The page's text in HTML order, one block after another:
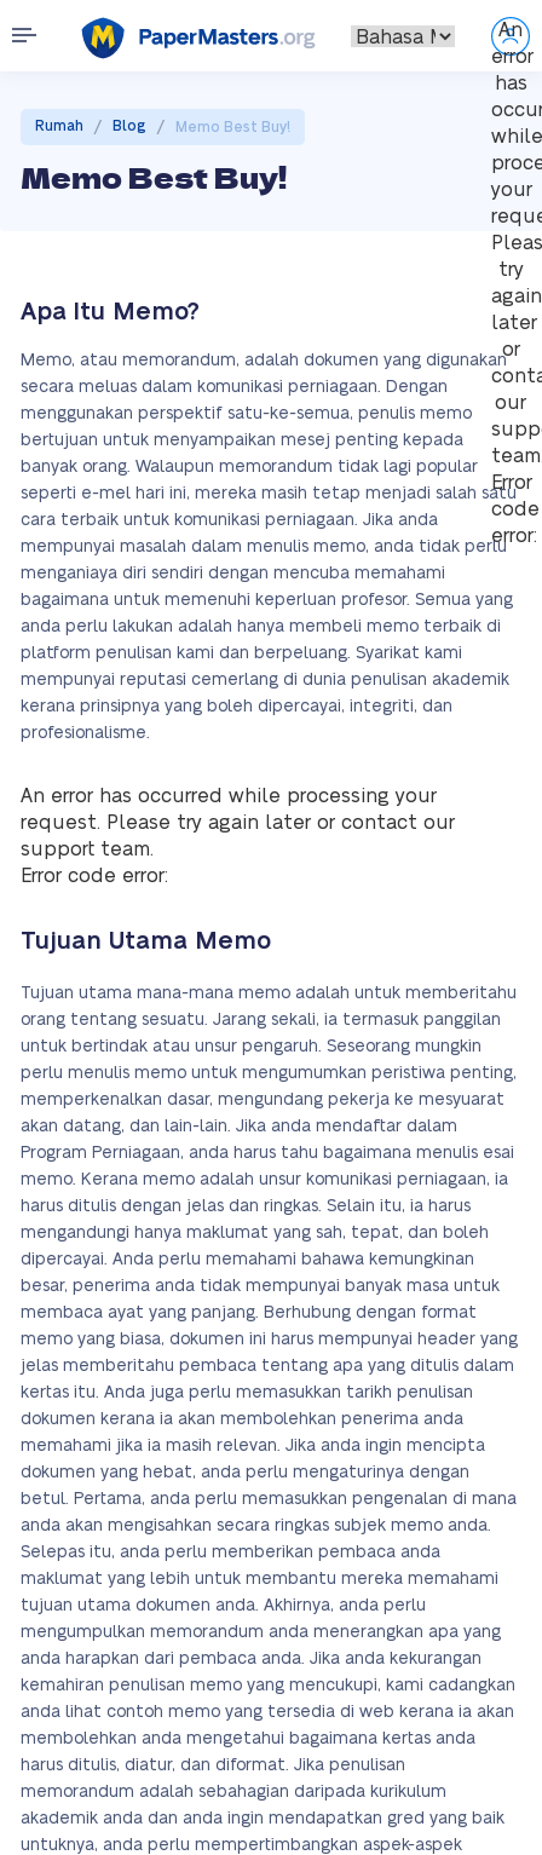
An
error
has
while
your
try
again
later
or
our
Error
code
error:
Rumah / Blog / Memo Best Buy!
Memo Best Buy!
Apa Itu Memo?
Memo, atau memorandum, adalah dokumen yang digunakan
secara meluas dalam komunikasi perniagaan. Dengan
menggunakan perspektif satu-ke-semua, penulis memo
bertujuan untuk menyampaikan mesej penting kepada
banyak orang. Walaupun memorandum tidak lagi popular
seperti e-mel hari ini, mereka masih tetap menjadi salah satu
cara terbaik untuk komunikasi perniagaan. Jika anda
mempunyai masalah dalam menulis memo, anda tidak perlu
menganiaya diri sendiri dengan mencuba memahami
bagaimana untuk memenuhi keperluan profesor. Semua yang
anda perlu lakukan adalah hanya membeli memo terbaik di
platform penulisan kami dan berpeluang. Syarikat kami
mempunyai reputasi cemerlang di dunia penulisan akademik
kerana prinsipnya yang boleh dipercayai, integriti, dan
profesionalisme.
An error has occurred while processing your
request. Please try again later or contact our
support team.
Error code error:
Tujuan Utama Memo
Tujuan utama mana-mana memo adalah untuk memberitahu
orang tentang sesuatu. Jarang sekali, ia termasuk panggilan
untuk bertindak atau unsur pengaruh. Seseorang mungkin
perlu menulis memo untuk mengumumkan peristiwa penting,
memperkenalkan dasar, mengundang pekerja ke mesyuarat
akan datang, dan lain-lain. Jika anda mendaftar dalam
Program Perniagaan, anda harus tahu bagaimana menulis esai
memo. Kerana memo adalah unsur komunikasi perniagaan, ia
harus ditulis dengan jelas dan ringkas. Selain itu, ia harus
mengandungi hanya maklumat yang sah, tepat, dan boleh
dipercayai. Anda perlu memahami bahawa kemungkinan
besar, penerima anda tidak mempunyai banyak masa untuk
membaca ayat yang panjang. Berhubung dengan format
memo yang biasa, dokumen ini harus mempunyai header yang
jelas memberitahu pembaca tentang apa yang ditulis dalam
kertas itu. Anda juga perlu memasukkan tarikh penulisan
dokumen kerana ia akan membolehkan penerima anda
memahami jika ia masih relevan. Jika anda ingin mencipta
dokumen yang hebat, anda perlu mengaturinya dengan
betul. Pertama, anda perlu memasukkan pengenalan di mana
anda akan mengisahkan secara ringkas subjek memo anda.
Selepas itu, anda perlu memberikan pembaca anda
maklumat yang lebih untuk membantu mereka memahami
tujuan utama dokumen anda. Akhirnya, anda perlu
mengumpulkan memorandum anda menerangkan apa yang
anda harapkan dari pembaca anda. Jika anda kekurangan
kemahiran penulisan memo yang mencukupi, kami cadangkan
anda lihat contoh memo yang tersedia di web kerana ia akan
membolehkan anda mengetahui bagaimana kertas anda
harus ditulis, diatur, dan diformat. Jika penulisan
memorandum adalah sebahagian daripada kurikulum
akademik anda dan anda ingin mendapatkan gred yang baik
untuknya, anda perlu mempertimbangkan aspek-aspek